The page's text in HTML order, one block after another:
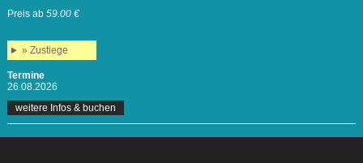
Preis ab 59.00 €
» Zustiege
Termine
26.08.2026
weitere Infos & buchen